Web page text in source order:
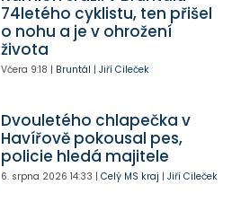
74letého cyklistu, ten přišel
o nohu a je v ohrožení
života
Včera 9:18 | Bruntál | Jiří Cileček
Dvouletého chlapečka v
Havířově pokousal pes,
policie hledá majitele
6. srpna 2026 14:33 | Celý MS kraj | Jiří Cileček